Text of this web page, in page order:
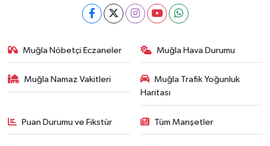
Muğla Nöbetçi Eczaneler Muğla Hava Durumu
Muğla Namaz Vakitleri
Muğla Trafik Yoğunluk
Haritası
Puan Durumu ve Fikstür Tüm Manşetler